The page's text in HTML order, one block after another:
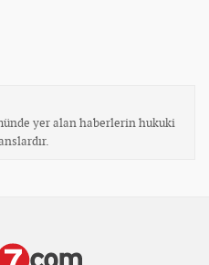
yer alan haberlerin hukuki